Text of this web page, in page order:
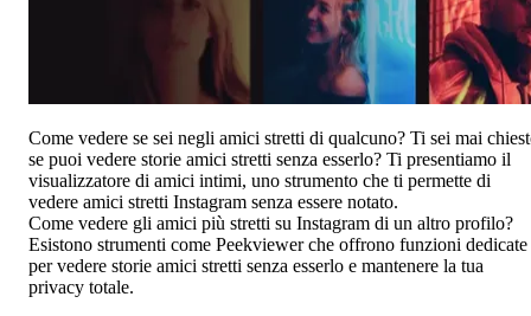
Come vedere se sei negli amici stretti di qualcuno? Ti sei mai
se puoi vedere storie amici stretti senza esserlo? Ti presentiamo il
visualizzatore di amici intimi, uno strumento che ti permette di
vedere amici stretti Instagram senza essere notato.
Come vedere gli amici più stretti su Instagram di un altro profilo?
Esistono strumenti come Peekviewer che offrono funzioni dedicate
per vedere storie amici stretti senza esserlo e mantenere la tua
privacy totale.